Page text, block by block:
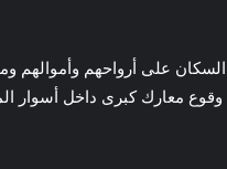
على أرواحهم وأموالهم
معارك كبرى داخل أسوار